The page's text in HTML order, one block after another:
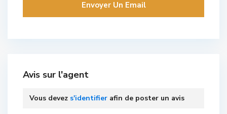
Avis sur l'agent
Vous devez s'identifier afin de poster un avis